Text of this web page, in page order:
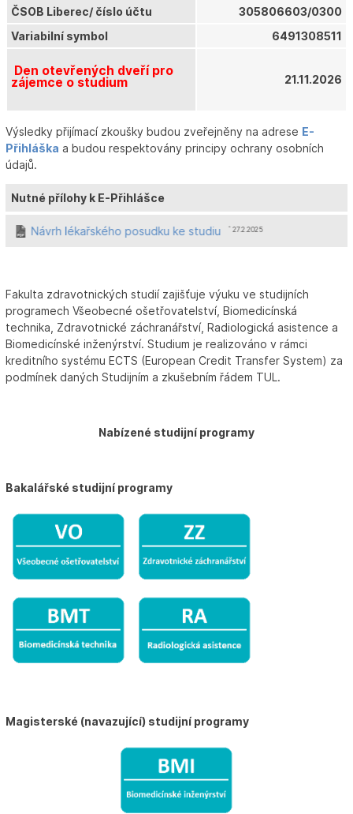
ČSOB Liberec/ číslo účtu
305806603/0300
Variabilní symbol
6491308511
Den otevřených dveří pro
zájemce o studium 21.11.2026
Výsledky přijímací zkoušky budou zveřejněny na adrese E-
Přihláška a budou respektovány principy ochrany osobních
údajů.
Nutné přílohy k E-Přihlášce
Návrh lékařského posudku ke studiu ˆ 27.2.2025
Fakulta zdravotnických studií zajišťuje výuku ve studijních
programech Všeobecné ošetřovatelství, Biomedicínská
technika, Zdravotnické záchranářství, Radiologická asistence a
Biomedicínské inženýrství. Studium je realizováno v rámci
kreditního systému ECTS (European Credit Transfer System) za
podmínek daných Studijním a zkušebním řádem TUL.
Nabízené studijní programy
Bakalářské studijní programy
Magisterské (navazující) studijní programy